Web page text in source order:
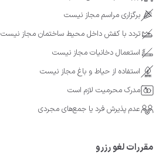
برگزاری مراسم مجاز نیست
تردد با کفش داخل محیط ساختمان مجاز نیست
استعمال دخانیات مجاز نیست
استفاده از حیاط و باغ مجاز نیست
مدرک محرمیت لازم است
عدم پذیرش فرد یا جمع‌های مجردی
مقررات لغو رزرو